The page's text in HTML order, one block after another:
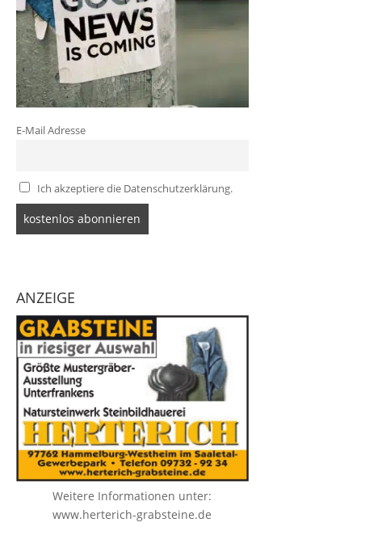
E-Mail Adresse
Ich akzeptiere die Datenschutzerklärung.
ANZEIGE
Weitere Informationen unter:
www.herterich-grabsteine.de